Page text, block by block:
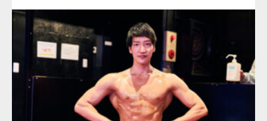
2023.02.11
Category: アイドルとマッチョ その他 AKIHITO(細マッチョ) 腹筋 名
古屋 (愛知)
ダウンロード
【TV】TBS番組「ひるおび」にてマッスルプ
ラスが紹介されま…
TOKYO FMラジオ番組「ONE MORNING」